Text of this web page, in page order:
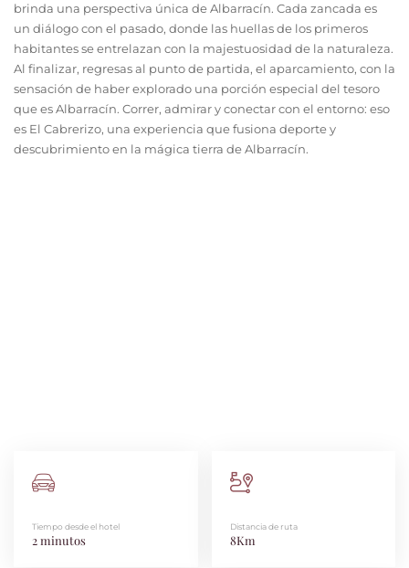
brinda una perspectiva única de Albarracín. Cada zancada es
un diálogo con el pasado, donde las huellas de los primeros
habitantes se entrelazan con la majestuosidad de la naturaleza.
Al finalizar, regresas al punto de partida, el aparcamiento, con la
sensación de haber explorado una porción especial del tesoro
que es Albarracín. Correr, admirar y conectar con el entorno: eso
es El Cabrerizo, una experiencia que fusiona deporte y
descubrimiento en la mágica tierra de Albarracín.
Tiempo desde el hotel
2 minutos
Distancia de ruta
8Km